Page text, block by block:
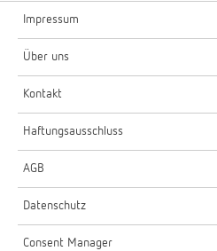
Impressum
Über uns
Kontakt
Haftungsausschluss
AGB
Datenschutz
Consent Manager